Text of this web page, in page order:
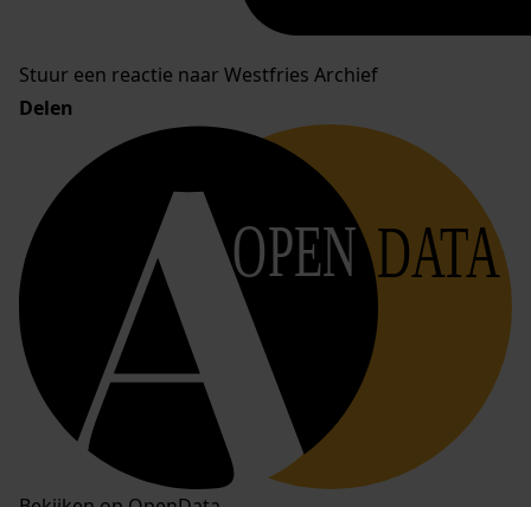
Stuur een reactie naar Westfries Archief
Delen
OPEN DATA